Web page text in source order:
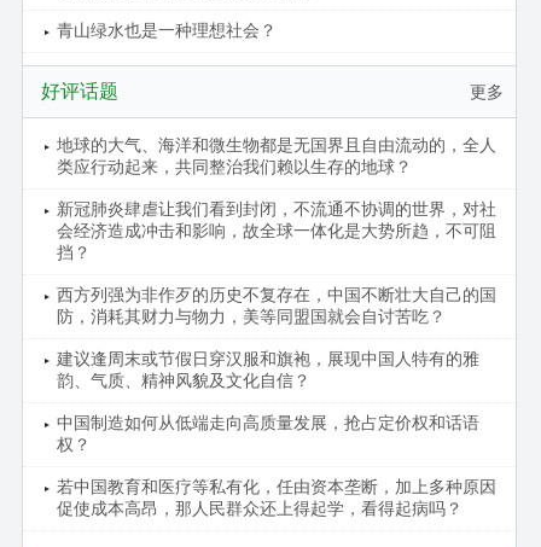
青山绿水也是一种理想社会？
更多
好评话题
地球的大气、海洋和微生物都是无国界且自由流动的，全人
类应行动起来，共同整治我们赖以生存的地球？
新冠肺炎肆虐让我们看到封闭，不流通不协调的世界，对社
会经济造成冲击和影响，故全球一体化是大势所趋，不可阻
挡？
西方列强为非作歹的历史不复存在，中国不断壮大自己的国
防，消耗其财力与物力，美等同盟国就会自讨苦吃？
建议逢周末或节假日穿汉服和旗袍，展现中国人特有的雅
韵、气质、精神风貌及文化自信？
中国制造如何从低端走向高质量发展，抢占定价权和话语
权？
若中国教育和医疗等私有化，任由资本垄断，加上多种原因
促使成本高昂，那人民群众还上得起学，看得起病吗？